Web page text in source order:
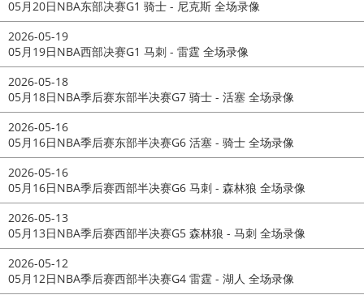
05月20日NBA东部决赛G1 骑士 - 尼克斯 全场录像
2026-05-19
05月19日NBA西部决赛G1 马刺 - 雷霆 全场录像
2026-05-18
05月18日NBA季后赛东部半决赛G7 骑士 - 活塞 全场录像
2026-05-16
05月16日NBA季后赛东部半决赛G6 活塞 - 骑士 全场录像
2026-05-16
05月16日NBA季后赛西部半决赛G6 马刺 - 森林狼 全场录像
2026-05-13
05月13日NBA季后赛西部半决赛G5 森林狼 - 马刺 全场录像
2026-05-12
05月12日NBA季后赛西部半决赛G4 雷霆 - 湖人 全场录像